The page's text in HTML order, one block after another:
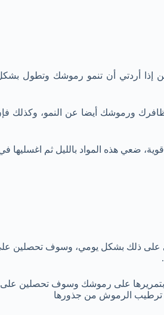
إذا أردتي أن تنمو رموشك وتطول
ورموشك أيضا عن النمو، وكذلك
على ذلك بشكل يومي، وسوف تحصلين
على رموشك وسوف تحصلين
ترطيب الرموش من جذورها